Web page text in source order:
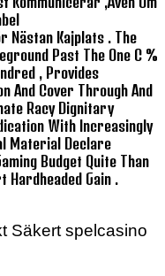
Nästan Kajplats . The
Past The One C %
, Provides
And Cover Through And
Racy Dignitary
With Increasingly
Material Declare
Budget Quite Than
Hardheaded Gain .
Säkert spelcasino